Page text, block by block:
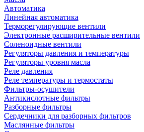
Автоматика
Линейная автоматика
Терморегулирующие вентили
Электронные расширительные вентили
Соленоидные вентили
Регуляторы давления и температуры
Регуляторы уровня масла
Реле давления
Реле температуры и термостаты
Фильтры-осушители
Антикислотные фильтры
Разборные фильтры
Сердечники для разборных фильтров
Маслянные фильтры